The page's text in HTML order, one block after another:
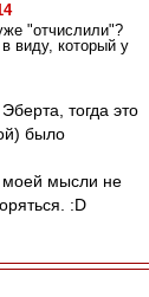
"отчислили"?
виду, который у
тогда это
было
мысли не
:D